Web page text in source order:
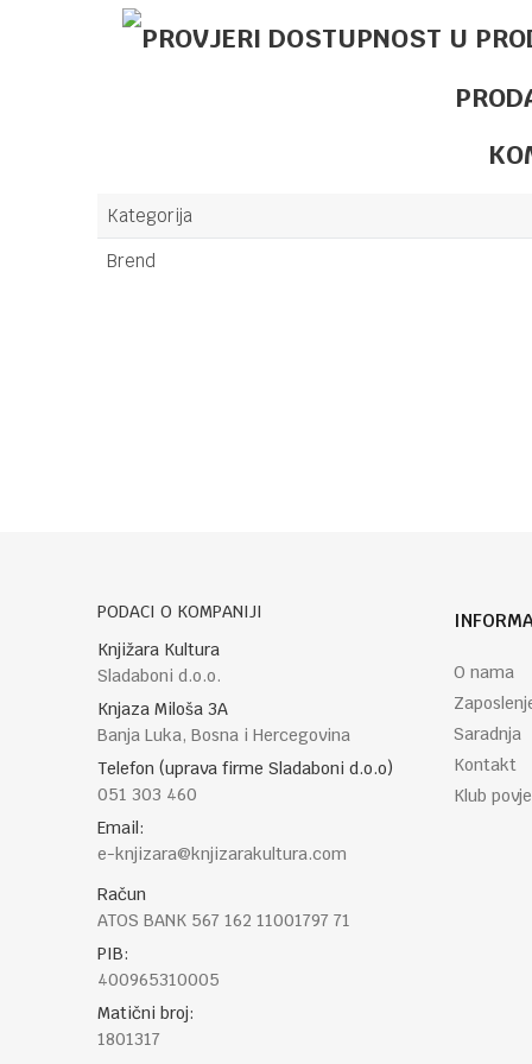
Kategorija
Brend
PODACI O KOMPANIJI
Knjižara Kultura
Sladaboni d.o.o.
Knjaza Miloša 3A
Banja Luka, Bosna i Hercegovina
Telefon (uprava firme Sladaboni d.o.o)
051 303 460
Email:
e-knjizara@knjizarakultura.com
Račun
ATOS BANK 567 162 11001797 71
PIB:
400965310005
Matični broj:
1801317
O nama
Saradnja
Kontakt
Klub